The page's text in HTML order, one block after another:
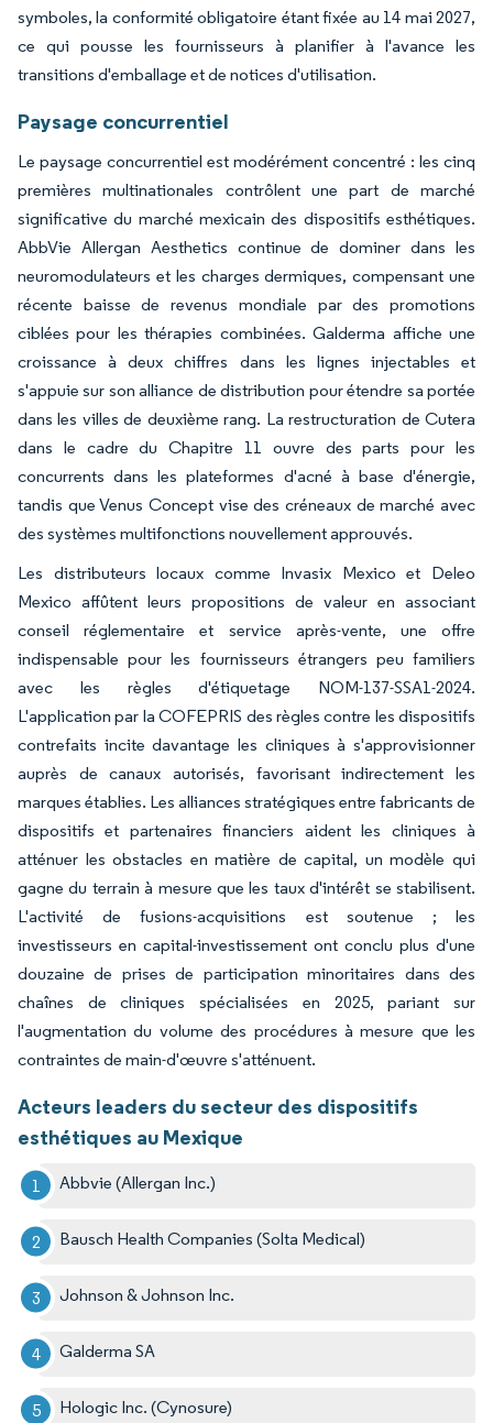
symboles, la conformité obligatoire étant fixée au 14 mai 2027,
ce qui pousse les fournisseurs à planifier à l'avance les
transitions d'emballage et de notices d'utilisation.
Paysage concurrentiel
Le paysage concurrentiel est modérément concentré : les cinq
premières multinationales contrôlent une part de marché
significative du marché mexicain des dispositifs esthétiques.
AbbVie Allergan Aesthetics continue de dominer dans les
neuromodulateurs et les charges dermiques, compensant une
récente baisse de revenus mondiale par des promotions
ciblées pour les thérapies combinées. Galderma affiche une
croissance à deux chiffres dans les lignes injectables et
s'appuie sur son alliance de distribution pour étendre sa portée
dans les villes de deuxième rang. La restructuration de Cutera
dans le cadre du Chapitre 11 ouvre des parts pour les
concurrents dans les plateformes d'acné à base d'énergie,
tandis que Venus Concept vise des créneaux de marché avec
des systèmes multifonctions nouvellement approuvés.
Les distributeurs locaux comme Invasix Mexico et Deleo
Mexico affûtent leurs propositions de valeur en associant
conseil réglementaire et service après-vente, une offre
indispensable pour les fournisseurs étrangers peu familiers
avec les règles d'étiquetage NOM-137-SSA1-2024.
L'application par la COFEPRIS des règles contre les dispositifs
contrefaits incite davantage les cliniques à s'approvisionner
auprès de canaux autorisés, favorisant indirectement les
marques établies. Les alliances stratégiques entre fabricants de
dispositifs et partenaires financiers aident les cliniques à
atténuer les obstacles en matière de capital, un modèle qui
gagne du terrain à mesure que les taux d'intérêt se stabilisent.
L'activité de fusions-acquisitions est soutenue ; les
investisseurs en capital-investissement ont conclu plus d'une
douzaine de prises de participation minoritaires dans des
chaînes de cliniques spécialisées en 2025, pariant sur
l'augmentation du volume des procédures à mesure que les
contraintes de main-d'œuvre s'atténuent.
Acteurs leaders du secteur des dispositifs
esthétiques au Mexique
Abbvie (Allergan Inc.)
Bausch Health Companies (Solta Medical)
Johnson & Johnson Inc.
Galderma SA
Hologic Inc. (Cynosure)